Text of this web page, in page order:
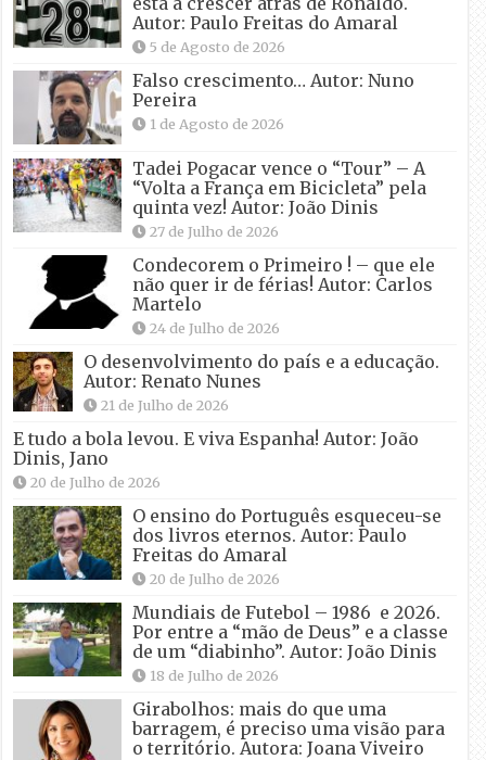
Autor: Paulo Freitas do Amaral
5 de Agosto de 2026
Falso crescimento… Autor: Nuno
Pereira
1 de Agosto de 2026
Tadei Pogacar vence o “Tour” – A
“Volta a França em Bicicleta” pela
quinta vez! Autor: João Dinis
27 de Julho de 2026
Condecorem o Primeiro ! – que ele
não quer ir de férias! Autor: Carlos
Martelo
24 de Julho de 2026
O desenvolvimento do país e a educação.
Autor: Renato Nunes
21 de Julho de 2026
E tudo a bola levou. E viva Espanha! Autor: João
Dinis, Jano
20 de Julho de 2026
O ensino do Português esqueceu-se
dos livros eternos. Autor: Paulo
Freitas do Amaral
20 de Julho de 2026
Mundiais de Futebol – 1986 e 2026.
Por entre a “mão de Deus” e a classe
de um “diabinho”. Autor: João Dinis
18 de Julho de 2026
Girabolhos: mais do que uma
barragem, é preciso uma visão para
o território. Autora: Joana Viveiro